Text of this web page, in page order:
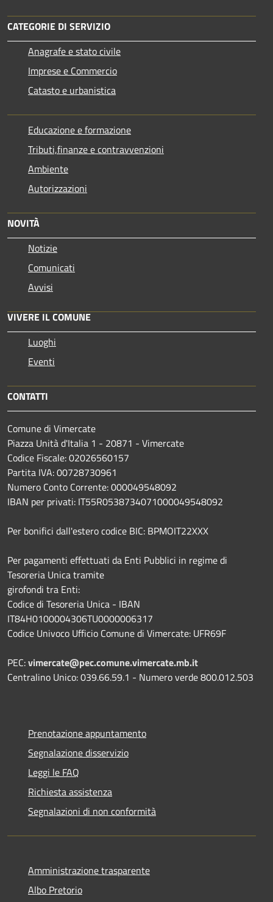
CATEGORIE DI SERVIZIO
Anagrafe e stato civile
Imprese e Commercio
Catasto e urbanistica
Educazione e formazione
Tributi,finanze e contravvenzioni
Ambiente
Autorizzazioni
NOVITÀ
Notizie
Comunicati
Avvisi
VIVERE IL COMUNE
Luoghi
Eventi
CONTATTI
Comune di Vimercate
Piazza Unità d'Italia 1 - 20871 - Vimercate
Codice Fiscale: 02026560157
Partita IVA: 00728730961
Numero Conto Corrente: 000049548092
IBAN per privati: IT55R0538734071000049548092
Per bonifici dall'estero codice BIC: BPMOIT22XXX
Per pagamenti effettuati da Enti Pubblici in regime di
Tesoreria Unica tramite
girofondi tra Enti:
Codice di Tesoreria Unica - IBAN
IT84H0100004306TU0000006317
Codice Univoco Ufficio Comune di Vimercate: UFR69F
PEC:vimercate@pec.comune.vimercate.mb.it
Centralino Unico: 039.66.59.1 - Numero verde 800.012.503
Prenotazione appuntamento
Segnalazione disservizio
Leggi le FAQ
Richiesta assistenza
Segnalazioni di non conformità
Amministrazione trasparente
Albo Pretorio